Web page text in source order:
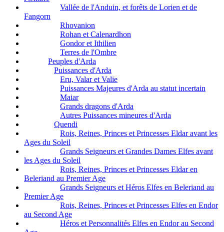
Vallée de l'Anduin, et forêts de Lorien et de
Fangorn
Rhovanion
Rohan et Calenardhon
Gondor et Ithilien
Terres de l'Ombre
Peuples d'Arda
Puissances d'Arda
Eru, Valar et Valie
Puissances Majeures d'Arda au statut incertain
Maiar
Grands dragons d'Arda
Autres Puissances mineures d'Arda
Quendi
Rois, Reines, Princes et Princesses Eldar avant les
Ages du Soleil
Grands Seigneurs et Grandes Dames Elfes avant
les Ages du Soleil
Rois, Reines, Princes et Princesses Eldar en
Beleriand au Premier Age
Grands Seigneurs et Héros Elfes en Beleriand au
Premier Age
Rois, Reines, Princes et Princesses Elfes en Endor
au Second Age
Héros et Personnalités Elfes en Endor au Second